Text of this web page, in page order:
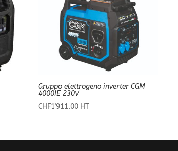
Gruppo elettrogeno inverter CGM
4000IE 230V
CHF1'911.00 HT